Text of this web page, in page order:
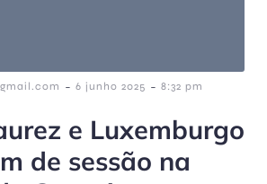
- 6 junho 2025 - 8:32 pm
e Luxemburgo
de sessão na